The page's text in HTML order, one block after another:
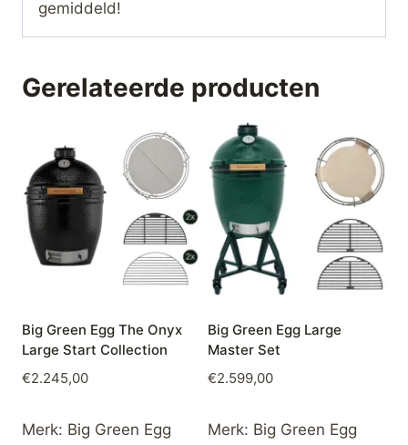
gemiddeld!
Gerelateerde producten
Big Green Egg The Onyx
Large Start Collection
€2.245,00
Merk: Big Green Egg
Big Green Egg Large
Master Set
€2.599,00
Merk: Big Green Egg